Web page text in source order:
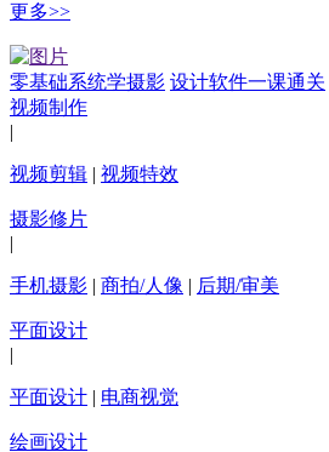
更多>>
零基础系统学摄影 设计软件一课通关
视频制作
|
视频剪辑 | 视频特效
摄影修片
|
手机摄影 | 商拍/人像 | 后期/审美
平面设计
|
平面设计 | 电商视觉
绘画设计